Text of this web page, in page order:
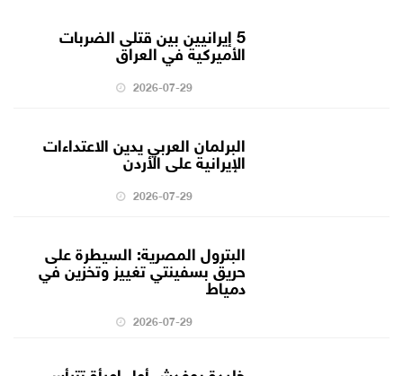
5 إيرانيين بين قتلى الضربات
الأميركية في العراق
2026-07-29
البرلمان العربي يدين الاعتداءات
الإيرانية على الأردن
2026-07-29
البترول المصرية: السيطرة على
حريق بسفينتي تغييز وتخزين في
دمياط
2026-07-29